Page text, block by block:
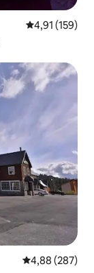
4,91 (159)
4,88 (287)